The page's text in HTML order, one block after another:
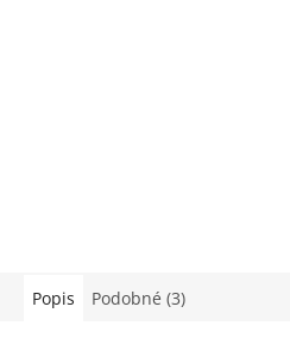
Popis Podobné (3)